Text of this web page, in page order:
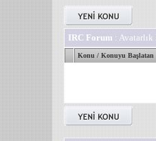
IRC Forum :
Konu/ Konuyu Başlatan